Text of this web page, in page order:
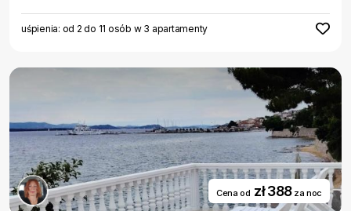
uśpienia: od 2 do 11 osób w 3 apartamenty
Cena od zł 388 za noc